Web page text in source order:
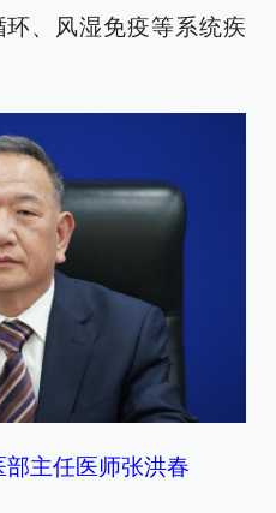
、风湿免疫等系统疾
主任医师张洪春